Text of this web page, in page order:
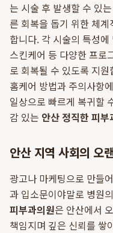
는 시술 후 발생할 수 있
른 회복을 돕기 위한 체
합니다. 각 시술의 특성
스킨케어 등 다양한 프로
로 회복될 수 있도록 지
홈케어 방법과 주의사항
일상으로 빠르게 복귀할
감 있는 안산 정직한 피부
안산 지역 사회의 오
광고나 마케팅으로 만들
과 입소문이야말로 병원
피부과의원은 안산에서
책임지며 깊은 신뢰를 쌓